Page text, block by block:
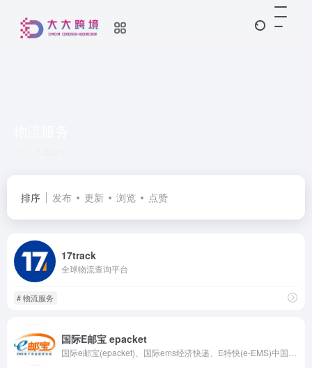
排序 发布 更新 浏览 点赞
17track
全球物流查询平台
# 物流服务
国际E邮宝 epacket